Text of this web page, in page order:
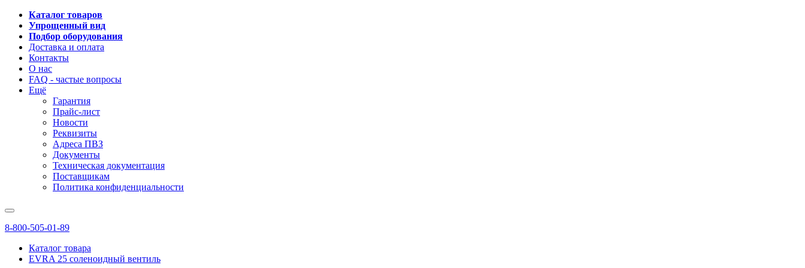
Каталог товаров
Упрощенный вид
Подбор оборудования
Доставка и оплата
Контакты
О нас
FAQ - частые вопросы
Ещё
Гарантия
Прайс-лист
Новости
Реквизиты
Адреса ПВЗ
Документы
Техническая документация
Поставщикам
Политика конфиденциальности
8-800-505-01-89
Каталог товара
EVRA 25 соленоидный вентиль